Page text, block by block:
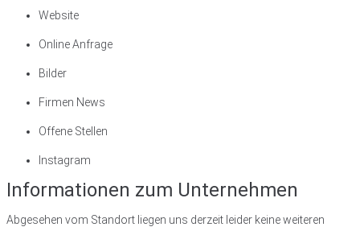
Website
Online Anfrage
Bilder
Firmen News
Offene Stellen
Instagram
Informationen zum Unternehmen
Abgesehen vom Standort liegen uns derzeit leider keine weiteren